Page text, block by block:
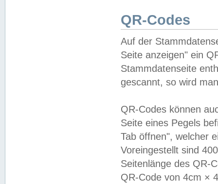
QR-Codes
Auf der
Seite anzeigen" ein
Stammdatenseite
gescannt, so wird
QR-Codes können
Seite eines Pegels
Tab öffnen", welcher
Voreingestellt sind
Seitenlänge des QR-
QR-Code von 4cm ×